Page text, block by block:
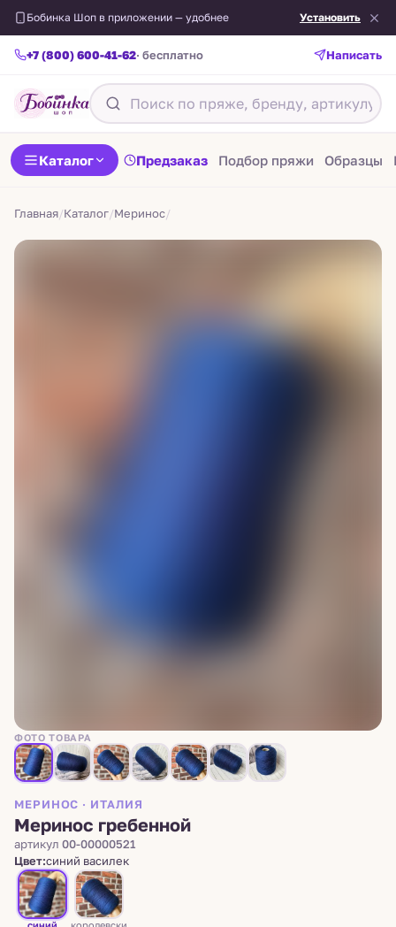
Бобинка Шоп в приложении — удобнее Установить
+7 (800) 600-41-62· бесплатно Написать
Каталог Предзаказ Подбор пряжи Образцы
Главная/Каталог/Меринос/
ФОТО ТОВАРА
МЕРИНОС · ИТАЛИЯ
Меринос гребенной
артикул 00-00000521
Цвет:синий василек
синий
королевски